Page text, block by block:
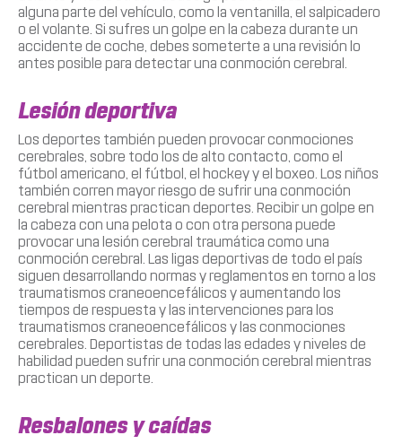
alguna parte del vehículo, como la ventanilla, el salpicadero
o el volante. Si sufres un golpe en la cabeza durante un
accidente de coche, debes someterte a una revisión lo
antes posible para detectar una conmoción cerebral.
Lesión deportiva
Los deportes también pueden provocar conmociones
cerebrales, sobre todo los de alto contacto, como el
fútbol americano, el fútbol, el hockey y el boxeo. Los niños
también corren mayor riesgo de sufrir una conmoción
cerebral mientras practican deportes. Recibir un golpe en
la cabeza con una pelota o con otra persona puede
provocar una lesión cerebral traumática como una
conmoción cerebral. Las ligas deportivas de todo el país
siguen desarrollando normas y reglamentos en torno a los
traumatismos craneoencefálicos y aumentando los
tiempos de respuesta y las intervenciones para los
traumatismos craneoencefálicos y las conmociones
cerebrales. Deportistas de todas las edades y niveles de
habilidad pueden sufrir una conmoción cerebral mientras
practican un deporte.
Resbalones y caídas